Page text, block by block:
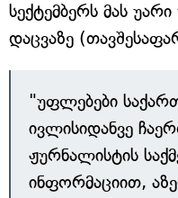
სექტემბერს მას
დაცვაზე
"უფლებები
ივლისიდანვე
ჟურნალისტის
ინფორმაციით,